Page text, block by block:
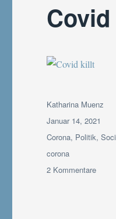
Autor
Katharina Muenz
Veröffentlicht
am
Januar 14, 2021
Kategorien
Corona, Politik,
Schlagwörter
corona
2 Kommentarezu